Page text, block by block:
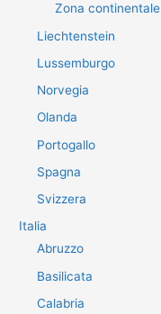
Zona continentale
Liechtenstein
Lussemburgo
Norvegia
Olanda
Portogallo
Spagna
Svizzera
Italia
Abruzzo
Basilicata
Calabria